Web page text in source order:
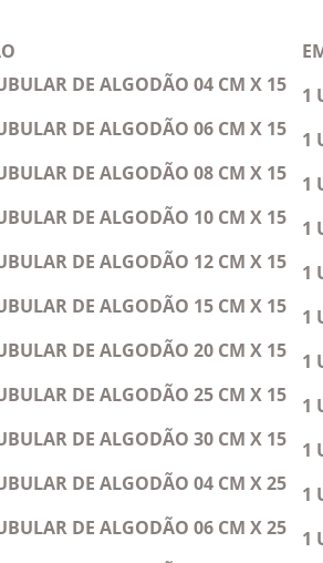
DE ALGODÃO 04 CM X 15
1
DE ALGODÃO 06 CM X 15
1
DE ALGODÃO 08 CM X 15
1
DE ALGODÃO 10 CM X 15
1
DE ALGODÃO 12 CM X 15
1
DE ALGODÃO 15 CM X 15
1
DE ALGODÃO 20 CM X 15
1
DE ALGODÃO 25 CM X 15
1
DE ALGODÃO 30 CM X 15
1
DE ALGODÃO 04 CM X 25
1
DE ALGODÃO 06 CM X 25
1